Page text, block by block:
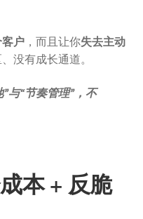
户，而且让你失去主动
没有成长通道。
与“节奏管理”，不
本 + 反脆